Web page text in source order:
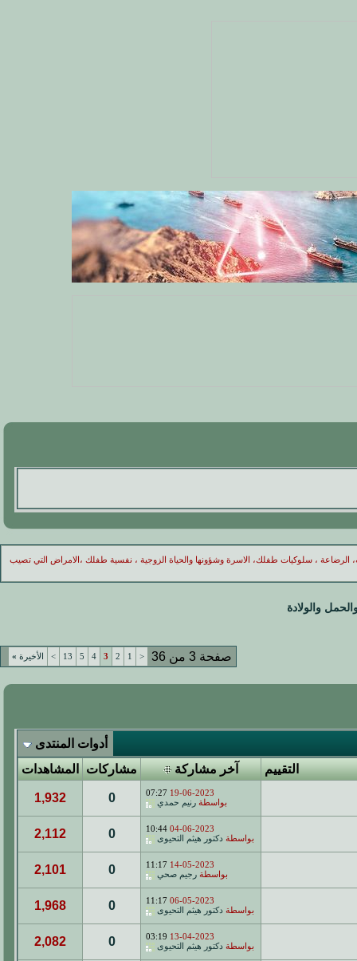
الرضاعة ، سلوكيات طفلك، الاسرة وشؤونها والحياة الزوجية ، نفسية طفلك ،الامراض التي تصيب
والولادة
صفحة 3 من 36 <
1
2
3
4
5
13
> الأخيرة »
أدوات المنتدى
التقييم
آخر مشاركة مشاركات المشاهدات
19-06-2023
07:27
بواسطة رنيم حمدي 0
1,932
04-06-2023
10:44
بواسطة دكتور هيثم التحيوى 0
2,112
14-05-2023
11:17
بواسطة رجيم صحي 0
2,101
06-05-2023
11:17
بواسطة دكتور هيثم التحيوى 0
1,968
13-04-2023
03:19
بواسطة دكتور هيثم التحيوى 0
2,082